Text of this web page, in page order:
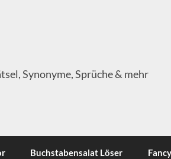
Synonyme, Sprüche & mehr
Buchstabensalat Löser